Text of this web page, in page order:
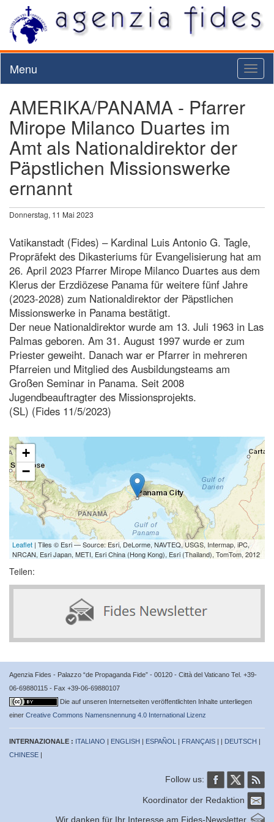
Menu
AMERIKA/PANAMA - Pfarrer
Mirope Milanco Duartes im
Amt als Nationaldirektor der
Päpstlichen Missionswerke
ernannt
Donnerstag, 11 Mai 2023
Vatikanstadt (Fides) – Kardinal Luis Antonio G. Tagle,
Propräfekt des Dikasteriums für Evangelisierung hat am
26. April 2023 Pfarrer Mirope Milanco Duartes aus dem
Klerus der Erzdiözese Panama für weitere fünf Jahre
(2023-2028) zum Nationaldirektor der Päpstlichen
Missionswerke in Panama bestätigt.
Der neue Nationaldirektor wurde am 13. Juli 1963 in Las
Palmas geboren. Am 31. August 1997 wurde er zum
Priester geweiht. Danach war er Pfarrer in mehreren
Pfarreien und Mitglied des Ausbildungsteams am
Großen Seminar in Panama. Seit 2008
Jugendbeauftragter des Missionsprojekts.
(SL) (Fides 11/5/2023)
+
−
Leaflet | Tiles © Esri — Source: Esri, DeLorme, NAVTEQ, USGS, Intermap, iPC,
NRCAN, Esri Japan, METI, Esri China (Hong Kong), Esri (Thailand), TomTom, 2012
Teilen:
Agenzia Fides - Palazzo “de Propaganda Fide” - 00120 - Città del Vaticano Tel. +39-
06-69880115 - Fax +39-06-69880107
Die auf unseren Internetseiten veröffentlichten Inhalte unterliegen
einer Creative Commons Namensnennung 4.0 International Lizenz
INTERNAZIONALE : ITALIANO | ENGLISH | ESPAÑOL | FRANÇAIS | | DEUTSCH |
CHINESE |
Follow us:
Koordinator der Redaktion
Wir danken für Ihr Interesse am Fides-Newsletter